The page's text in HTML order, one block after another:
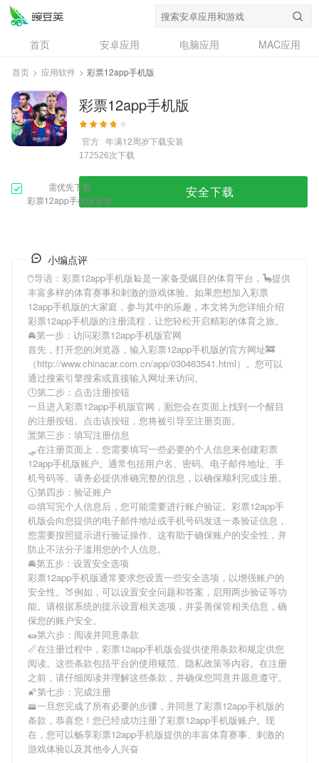
首页 安卓应用 电脑应用
MAC应用
资讯
专题
问答
首页 > 应用软件 > 彩票12app手机版
彩票12app手机版
官方 年满12周岁下载安装
172526次下载
需优先下载
彩票12app手机版安装
安全下载
小编点评
🖱导语： 彩票12app手机版🕌是一家备受瞩目的体育平台，🦕提供
丰富多样的体育赛事和刺激的游戏体验。如果您想加入彩票
12app手机版的大家庭，参与其中的乐趣，本文将为您详细介绍
彩票12app手机版的注册流程，让您轻松开启精彩的体育之旅。
🚘第一步：访问彩票12app手机版官网
首先，打开您的浏览器，输入彩票12app手机版的官方网址🚒
（http://www.chinacar.com.cn/app/030463541.html）。您可以
通过搜索引擎搜索或直接输入网址来访问。
🕓第二步：点击注册按钮
一旦进入彩票12app手机版官网，🈹您会在页面上找到一个醒目
的注册按钮。点击该按钮，您将被引导至注册页面。
🈺第三步：填写注册信息
🛷在注册页面上，您需要填写一些必要的个人信息来创建彩票
12app手机版账户。通常包括用户名、密码、电子邮件地址、手
机号码等。请务必提供准确完整的信息，以确保顺利完成注册。
🕥第四步：验证账户
🥧填写完个人信息后，您可能需要进行账户验证。 彩票12app手
机版会向您提供的电子邮件地址或手机号码发送一条验证信息，
您需要按照提示进行验证操作。这有助于确保账户的安全性，并
防止不法分子滥用您的个人信息。
🚘第五步：设置安全选项
彩票12app手机版通常要求您设置一些安全选项，以增强账户的
安全性。🍑例如，可以设置安全问题和答案，启用两步验证等功
能。请根据系统的提示设置相关选项，并妥善保管相关信息，确
保您的账户安全。
🌯第六步：阅读并同意条款
📏在注册过程中， 彩票12app手机版会提供使用条款和规定供您
阅读。这些条款包括平台的使用规范、隐私政策等内容。在注册
之前，请仔细阅读并理解这些条款，并确保您同意并愿意遵守。
🌠第七步：完成注册
🚟一旦您完成了所有必要的步骤，并同意了彩票12app手机版的
条款，恭喜您！您已经成功注册了彩票12app手机版账户。现
在，您可以畅享彩票12app手机版提供的丰富体育赛事、刺激的
游戏体验以及其他令人兴奋